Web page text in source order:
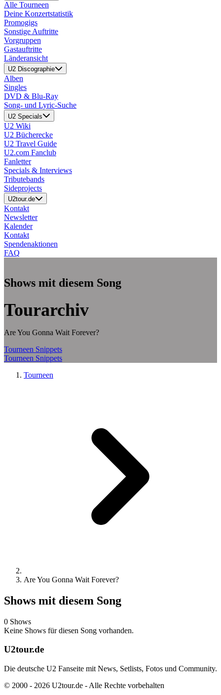
Alle Tourneen
Deine Konzertstatistik
Promogigs
Sonstige Auftritte
Vorgruppen
Gastauftritte
Länderansicht
U2 Discographie
Alben
Singles
DVD & Blu-Ray
Song- und Lyric-Suche
U2 Specials
U2 Wiki
U2 Bücherecke
U2 Travel Guide
U2.com Fanclub
Fanletter
Specials & Interviews
Tributebands
Sideprojects
U2tour.de
Kontakt
Newsletter
Kalender
Kontakt
Spendenaktionen
FAQ
Shows mit diesem Song
Tourarchiv
Are You Gonna Wait Forever?
Tourneen Snippets
Tourneen Snippets
Tourneen
Are You Gonna Wait Forever?
Shows mit diesem Song
0 Shows
Keine Shows für diesen Song vorhanden.
U2tour.de
Die deutsche U2 Fanseite mit News, Setlists, Fotos und Community.
© 2000 - 2026 U2tour.de - Alle Rechte vorbehalten